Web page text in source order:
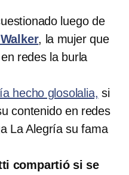
luego de
, la mujer que
redes la burla
hecho glosolalia, si
contenido en redes
La Alegría su fama
compartió si se